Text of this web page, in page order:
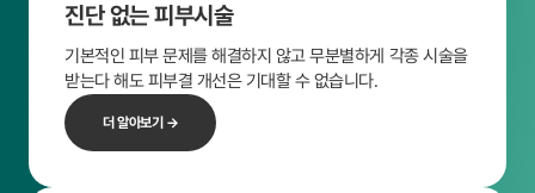
진단 없는 피부시술
기본적인 피부 문제를 해결하지 않고무분별하게 각종 시술을
받는다 해도피부결 개선은 기대할 수 없습니다.
더 알아보기 →